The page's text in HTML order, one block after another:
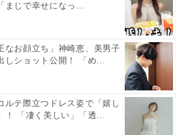
まじで幸せになっ...
なお顔立ち」神崎恵、美男子
しショット公開！ 「め...
ルテ際立つドレス姿で「嬉し
！ 「凄く美しい」「透...